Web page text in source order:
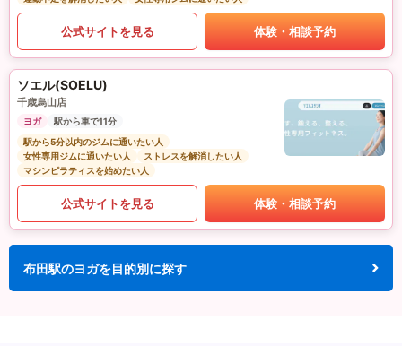
公式サイトを見る 体験・相談予約
ソエル(SOELU)
千歳烏山店
ヨガ
駅から車で11分
駅から5分以内のジムに通いたい人
女性専用ジムに通いたい人
ストレスを解消したい人
マシンピラティスを始めたい人
公式サイトを見る 体験・相談予約
布田駅のヨガを目的別に探す